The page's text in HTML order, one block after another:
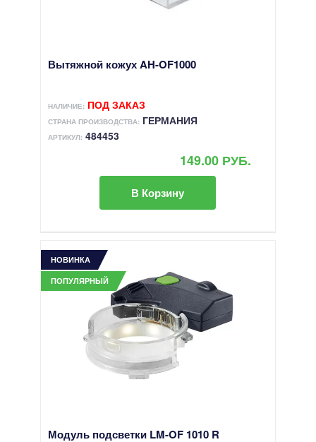
Вытяжной кожух AH-OF1000
НАЛИЧИЕ: ПОД ЗАКАЗ
СТРАНА ПРОИЗВОДСТВА:ГЕРМАНИЯ
АРТИКУЛ:484453
149.00 РУБ.
В Корзину
НОВИНКА
ПОПУЛЯРНЫЙ
Модуль подсветки LM-OF 1010 R